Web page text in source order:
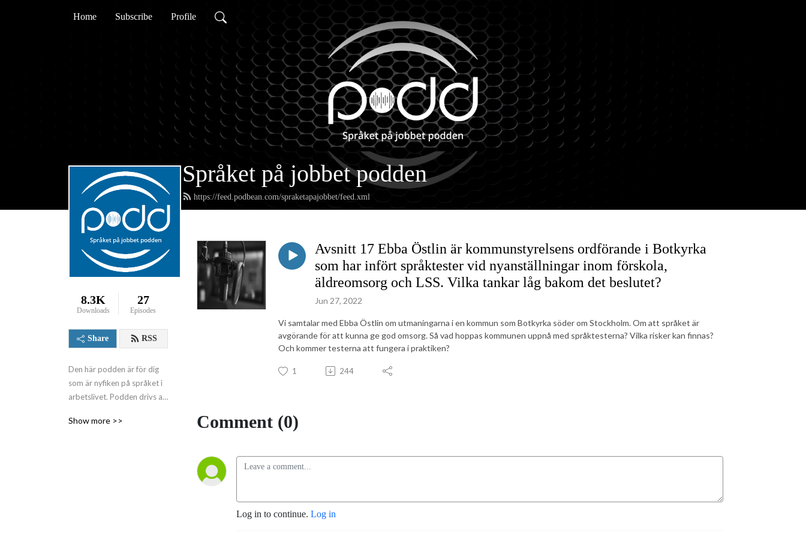
Home Subscribe Profile
Språket på jobbet podden
https://feed.podbean.com/spraketapajobbet/feed.xml
8.3K
Downloads
27
Episodes
Share RSS
Den här podden är för dig
som är nyfiken på språket i
arbetslivet. Podden drivs av
omsorgscollege.
Show more >>
Avsnitt 17 Ebba Östlin är kommunstyrelsens ordförande i Botkyrka
som har infört språktester vid nyanställningar inom förskola,
äldreomsorg och LSS. Vilka tankar låg bakom det beslutet?
Jun 27, 2022
Vi samtalar med Ebba Östlin om utmaningarna i en kommun som Botkyrka söder om Stockholm. Om att språket är
avgörande för att kunna ge god omsorg. Så vad hoppas kommunen uppnå med språktesterna? Vilka risker kan finnas?
Och kommer testerna att fungera i praktiken?
1 244
Comment (0)
Log in to continue. Log in